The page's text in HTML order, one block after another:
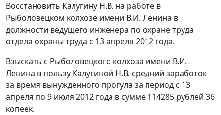
Восстановить Калугину Н.В. на работе в
Рыболовецком колхозе имени В.И. Ленина в
должности ведущего инженера по охране труда
отдела охраны труда с 13 апреля 2012 года.
Взыскать с Рыболовецкого колхоза имени В.И.
Ленина в пользу Калугиной Н.В. средний заработок
за время вынужденного прогула за период с 13
апреля по 9 июля 2012 года в сумме 114285 рублей 36
копеек.